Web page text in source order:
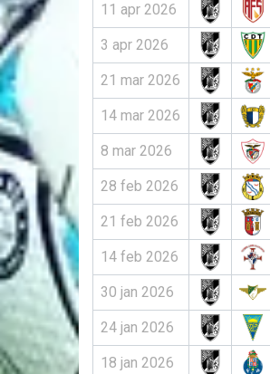
11 apr 2026
3 apr 2026
21 mar 2026
14 mar 2026
8 mar 2026
28 feb 2026
21 feb 2026
14 feb 2026
30 jan 2026
24 jan 2026
18 jan 2026